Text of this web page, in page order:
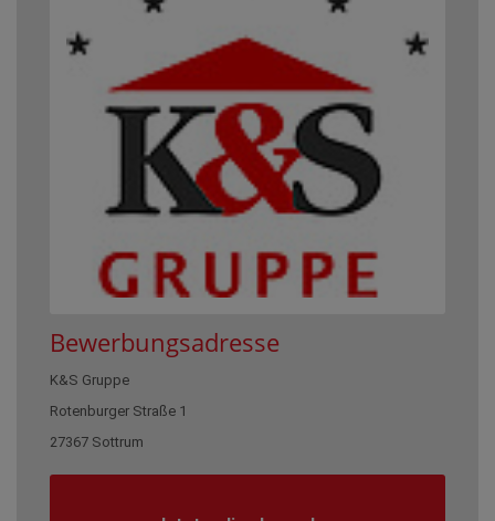
Bewerbungsadresse
K&S Gruppe
Rotenburger Straße 1
27367 Sottrum